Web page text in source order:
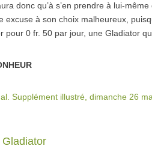
donc qu’à s’en prendre à lui-
excuse à son choix malheureux,
pour 0 fr. 50 par jour, une Gladiator
Supplément illustré, dimanche 26
Gladiator